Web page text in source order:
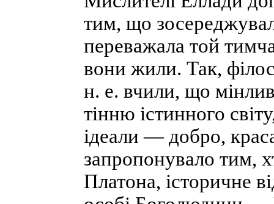
тим, що
переважала той
вони жили. Так,
н. е. вчили, що
тінню істинного
ідеали — добро,
запропонувало тим,
Платона, історичне